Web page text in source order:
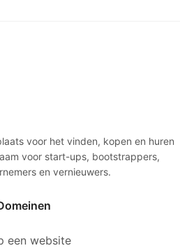
voor het vinden, kopen en huren
voor start-ups, bootstrappers,
en vernieuwers.
een website